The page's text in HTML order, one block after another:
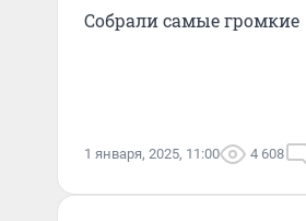
Собрали самые громкие
1 января, 2025, 11:00 4 608